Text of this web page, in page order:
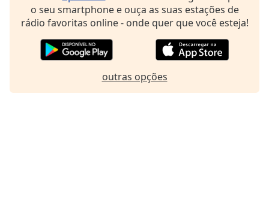
o seu smartphone e ouça as suas estações de
rádio favoritas online - onde quer que você esteja!
outras opções